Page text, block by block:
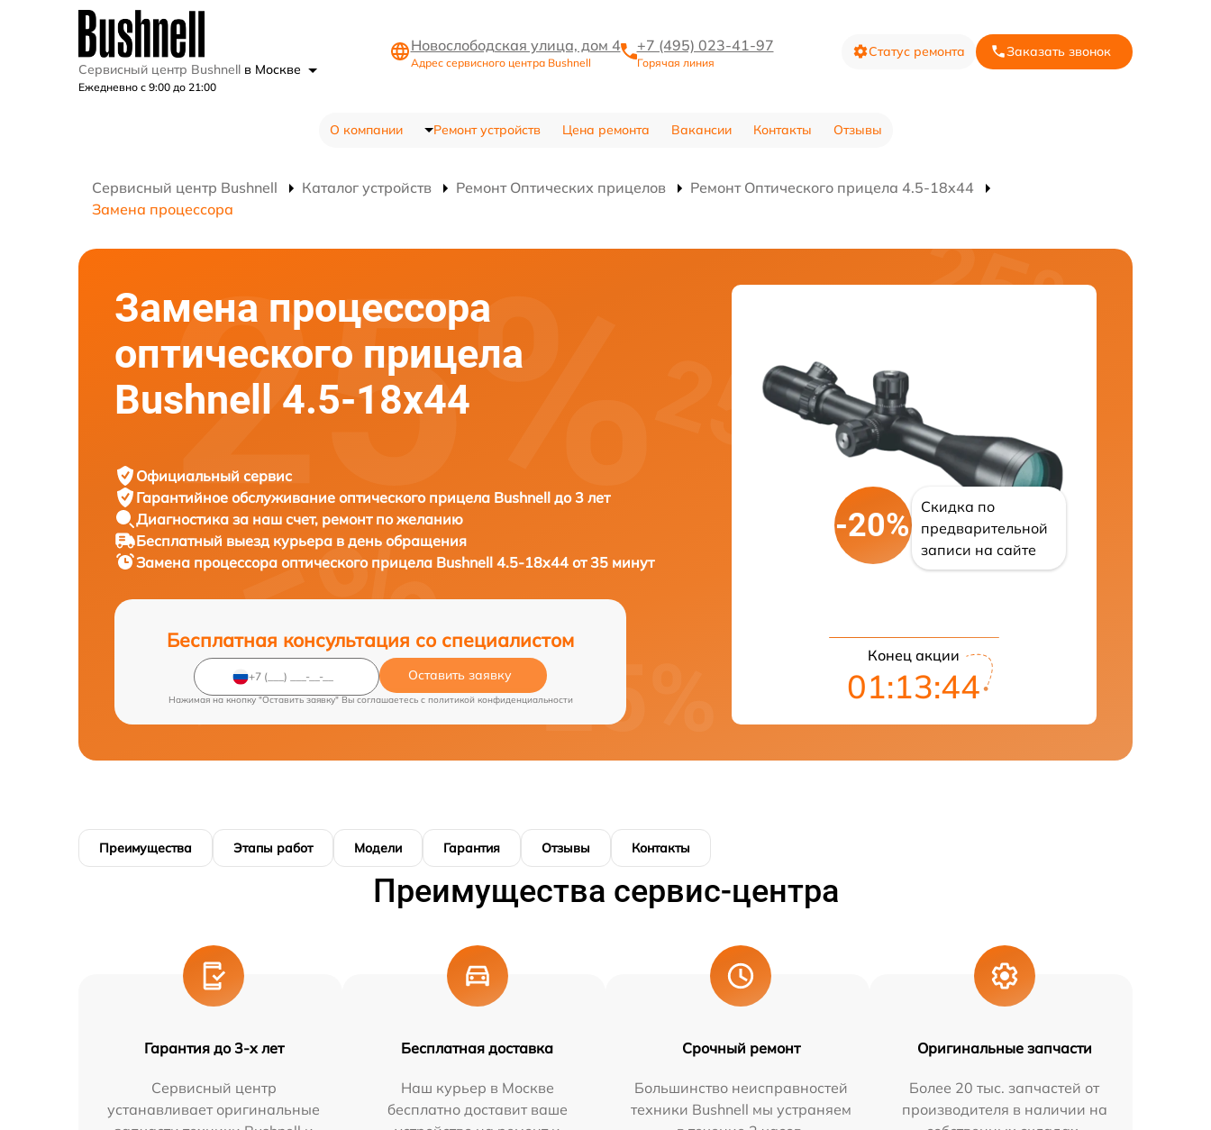
Сервисный центр Bushnell в Москве
Ежедневно с 9:00 до 21:00
Новослободская улица, дом 4
Адрес сервисного центра Bushnell
+7 (495) 023-41-97
Горячая линия
Статус ремонта Заказать звонок
О компании Ремонт устройств Цена ремонта Вакансии Контакты Отзывы
Сервисный центр Bushnell Каталог устройств Ремонт Оптических прицелов
Ремонт Оптического прицела 4.5-18x44
Замена процессора
Замена процессора
оптического прицела
Bushnell 4.5-18x44
Официальный сервис
Гарантийное обслуживание оптического прицела Bushnell до 3 лет
Диагностика за наш счет, ремонт по желанию
Бесплатный выезд курьера в день обращения
Замена процессора оптического прицела Bushnell 4.5-18x44 от 35 минут
Бесплатная консультация со специалистом
Оставить заявку
Нажимая на кнопку "Оставить заявку" Вы соглашаетесь c политикой конфиденциальности
-20%
Скидка по
предварительной
записи на сайте
Конец акции
01:13:43
Преимущества Этапы работ Модели Гарантия Отзывы Контакты
Преимущества сервис-центра
Гарантия до 3-х лет
Сервисный центр
устанавливает оригинальные
Бесплатная доставка
Наш курьер в Москве
бесплатно доставит ваше
Срочный ремонт
Большинство неисправностей
техники Bushnell мы устраняем
Оригинальные запчасти
Более 20 тыс. запчастей от
производителя в наличии на